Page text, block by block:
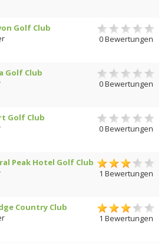
Golf Club
0 Bewertungen
Golf Club
0 Bewertungen
Golf Club
0 Bewertungen
Peak Hotel Golf Club
1 Bewertungen
Country Club
1 Bewertungen